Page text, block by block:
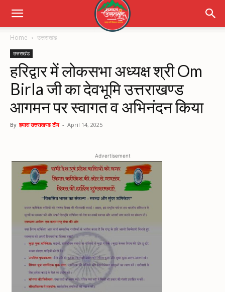
Home उत्तराखंड
उत्तराखंड
हरिद्वार में लोकसभा अध्यक्ष श्री Om
Birla जी का देवभूमि उत्तराखण्ड
आगमन पर स्वागत व अभिनंदन किया
By हमारा उत्तराखण्ड टीम - April 14, 2025
Advertisement